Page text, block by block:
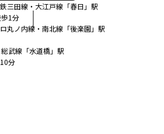
三田線・大江戸線「春日」駅
1分
丸ノ内線・南北線「後楽園」駅
武線「水道橋」駅
分